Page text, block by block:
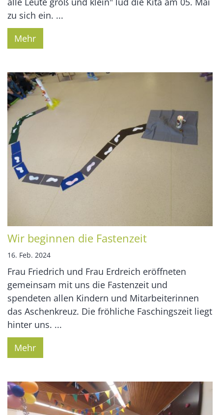
zu sich ein. ...
Mehr
Wir beginnen die Fastenzeit
16. Feb. 2024
Frau Friedrich und Frau Erdreich eröffneten
gemeinsam mit uns die Fastenzeit und
spendeten allen Kindern und Mitarbeiterinnen
das Aschenkreuz. Die fröhliche Faschingszeit liegt
hinter uns. ...
Mehr